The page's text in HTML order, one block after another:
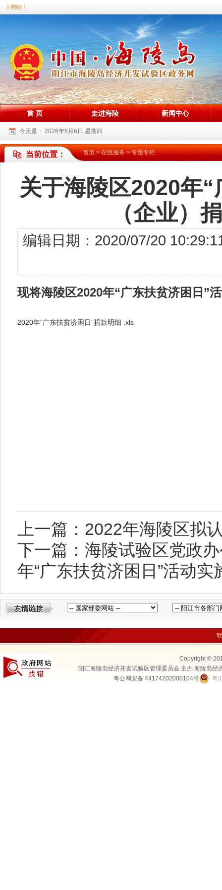
网站！
首 页 走进海陵 新闻中心
今天是： 2026年8月6日 星期四
当前位置： 首页>在线服务>专题专栏
关于海陵区2020年
（企业）
编辑日期：2020/07/20
现将海陵区2020年“广东扶贫济困日”
2020年“广东扶贫济困日”捐款明细 .xls
上一篇：2022年海陵区拟
下一篇：海陵试验区党政
年“广东扶贫济困日”活动
Copyright ©
阳江海陵岛经济开发试验区管理委员会 主办 海陵岛
粤公网安备 44174202000104号
粤